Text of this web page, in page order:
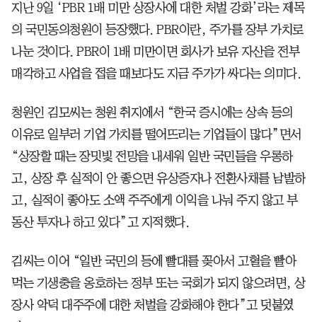
지난 9일 ‘PBR 1배 미만 상장사에 대한 처벌 강화’라는 제목
의 국민동의청원이 등장했다. PBR이란, 주가를 장부 가치로
나눈 것이다. PBR이 1배 미만이면 회사가 보유 자산을 전부
매각하고 사업을 접을 때보다도 지금 주가가 싸다는 의미다.
청원인 김모씨는 청원 취지에서 “한국 증시에는 상속 등의
이유로 일부러 기업 가치를 떨어뜨리는 기업들이 많다”면서
“상장할 때는 장밋빛 전망을 내세워 일반 국민들을 우롱하
고, 상장 후 실적이 안 좋으면 유상증자나 전환사채를 남발하
고, 실적이 좋아도 소액 주주에게 이익을 나눠 주지 않고 부
동산 투자나 하고 있다”고 지적했다.
김씨는 이어 “일반 국민의 등에 빨대를 꽂아서 고혈을 빨아
먹는 기생충을 옹호하는 정부 또는 국회가 되지 않으려면, 상
장사 악덕 대주주에 대한 처벌을 강화해야 한다”고 덧붙였